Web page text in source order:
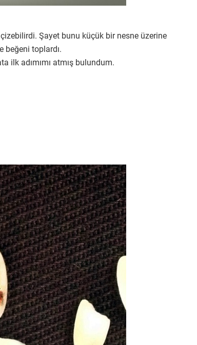
Şayet bunu küçük bir nesne üzerine
beğeni toplardı.
ilk adımımı atmış bulundum.